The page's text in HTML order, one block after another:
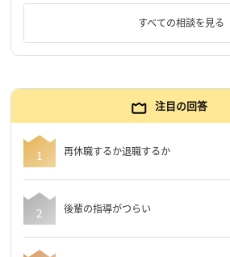
すべての相談を見る
注目の回答
再休職するか退職するか
後輩の指導がつらい